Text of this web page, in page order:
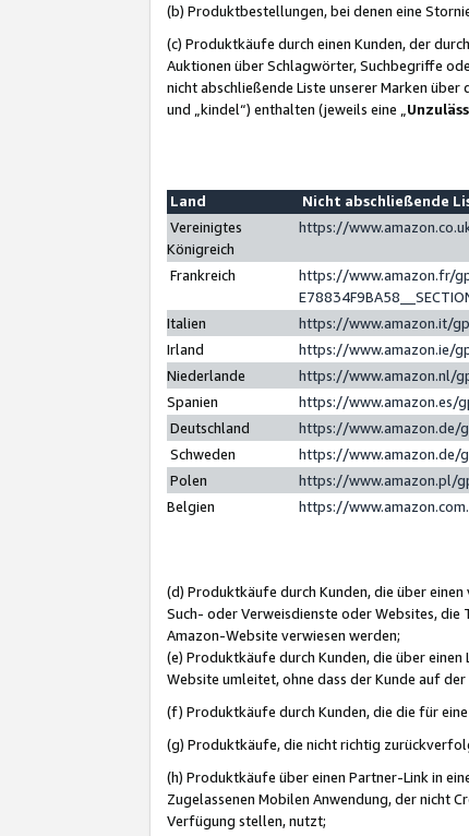
(b) Produktbestellungen, bei denen eine
(c) Produktkäufe durch einen Kunden, der
Auktionen über Schlagwörter, Suchbegriffe
nicht abschließende Liste unserer Marken
und „kindel“) enthalten (jeweils eine „
Land
Nicht abschließende
Vereinigtes
Königreich
https://
Frankreich
https://www.amazon.fr/
Italien
https://www.amazon.it/
Irland
https://www.amazon.ie/
Niederlande
https://www.amazon.nl/
Spanien
https://www.amazon.es/
Deutschland
https://www.amazon.de/
Schweden
https://www.amazon.de/
Polen
https://www.amazon.pl/
Belgien
https://
(d) Produktkäufe durch Kunden, die über
Such- oder Verweisdienste oder Websites, die
Amazon-Website verwiesen werden;
(e) Produktkäufe durch Kunden, die über
Website umleitet, ohne dass der Kunde auf
(f) Produktkäufe durch Kunden, die die für
(g) Produktkäufe, die nicht richtig
(h) Produktkäufe über einen Partner-Link in
Zugelassenen Mobilen Anwendung, der nicht
Verfügung stellen, nutzt;